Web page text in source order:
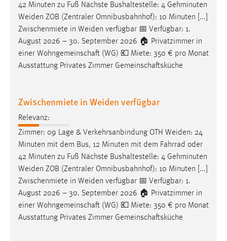
42 Minuten zu Fuß Nächste Bushaltestelle: 4 Gehminuten
Weiden ZOB (Zentraler Omnibusbahnhof): 10 Minuten [...]
Zwischenmiete in Weiden verfügbar 📅 Verfügbar: 1.
August 2026 – 30. September 2026 🏠 Privatzimmer in
einer Wohngemeinschaft (WG) 💶 Miete: 350 € pro Monat
Ausstattung Privates Zimmer Gemeinschaftsküche
Zwischenmiete in Weiden verfügbar
Relevanz:
Zimmer: 09 Lage & Verkehrsanbindung OTH Weiden: 24
Minuten mit dem Bus, 12 Minuten mit dem Fahrrad oder
42 Minuten zu Fuß Nächste Bushaltestelle: 4 Gehminuten
Weiden ZOB (Zentraler Omnibusbahnhof): 10 Minuten [...]
Zwischenmiete in Weiden verfügbar 📅 Verfügbar: 1.
August 2026 – 30. September 2026 🏠 Privatzimmer in
einer Wohngemeinschaft (WG) 💶 Miete: 350 € pro Monat
Ausstattung Privates Zimmer Gemeinschaftsküche